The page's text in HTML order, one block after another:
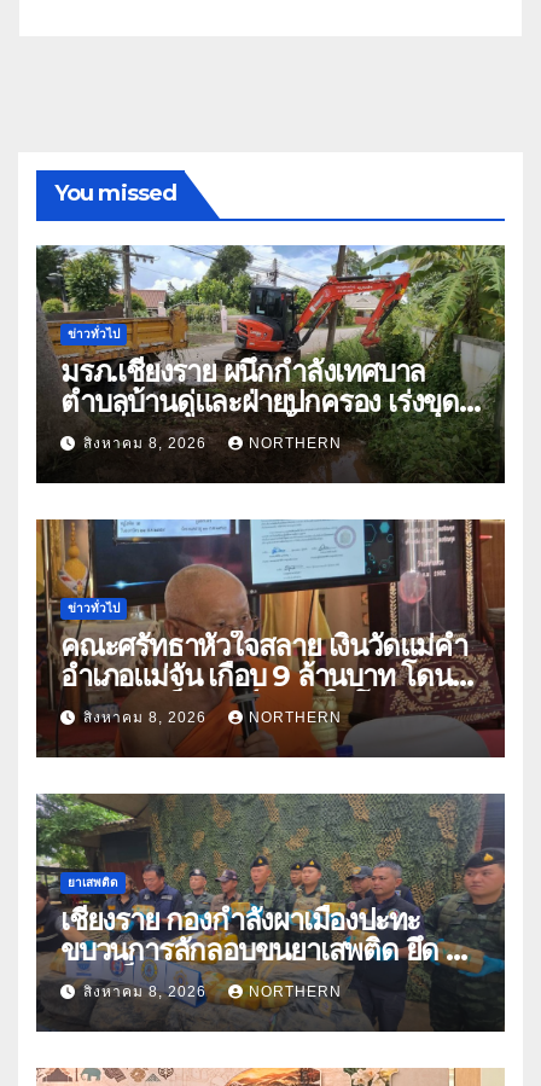
You missed
ข่าวทั่วไป
มรภ.เชียงราย ผนึกกำลังเทศบาล
ตำบลบ้านดู่และฝ่ายปกครอง เร่งขุด
ลอกสิ่งกีดขวางทางน้ำ ป้องกันและลด
ปัญหาน้ำท่วม
สิงหาคม 8, 2026 NORTHERN
ข่าวทั่วไป
คณะศรัทธาหัวใจสลาย เงินวัดแม่คำ
อำเภอแม่จัน เกือบ 9 ล้านบาท โดน
แก๊งคอลเซ็นเตอร์หลอกให้โอนข้าม
ปีกว่า 66 บัญชี
สิงหาคม 8, 2026 NORTHERN
ยาเสพติด
เชียงราย กองกำลังผาเมืองปะทะ
ขบวนการลักลอบขนยาเสพติด ยึด 2
ล้านเม็ด
สิงหาคม 8, 2026 NORTHERN